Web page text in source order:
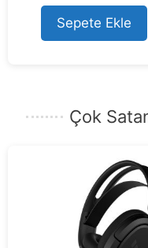
t
o
f
5
5.348,73 ₺.
Sepete Ekle
Çok